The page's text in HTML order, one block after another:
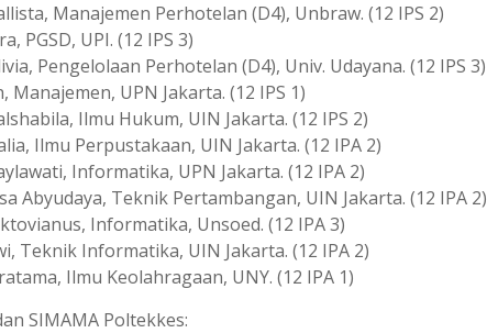
Manajemen Perhotelan (D4), Unbraw. (12 IPS 2)
PGSD, UPI. (12 IPS 3)
Pengelolaan Perhotelan (D4), Univ. Udayana. (12 IPS 3)
Manajemen, UPN Jakarta. (12 IPS 1)
Ilmu Hukum, UIN Jakarta. (12 IPS 2)
Ilmu Perpustakaan, UIN Jakarta. (12 IPA 2)
Informatika, UPN Jakarta. (12 IPA 2)
Abyudaya, Teknik Pertambangan, UIN Jakarta. (12 IPA 2)
Informatika, Unsoed. (12 IPA 3)
Teknik Informatika, UIN Jakarta. (12 IPA 2)
Ilmu Keolahragaan, UNY. (12 IPA 1)
SIMAMA Poltekkes: